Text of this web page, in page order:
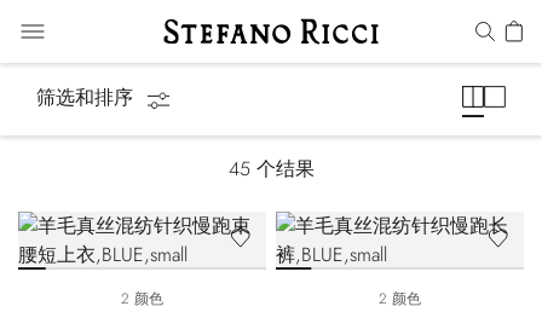
筛选和排序
45 个结果
2 颜色 2 颜色